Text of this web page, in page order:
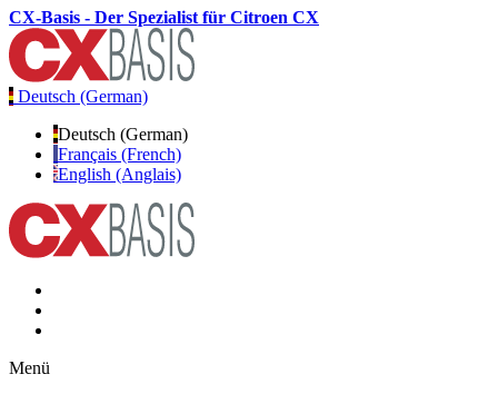
CX-Basis - Der Spezialist für Citroen CX
Deutsch (German)
Deutsch (German)
Français (French)
English (Anglais)
Menü